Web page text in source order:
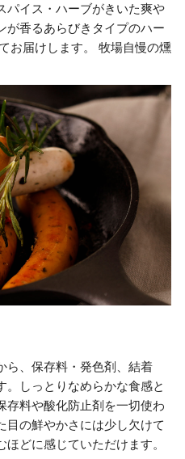
パイス・ハーブがきいた爽や
が香るあらびきタイプのハー
お届けします。 牧場自慢の燻
ら、保存料・発色剤、結着
しっとりなめらかな食感と
存料や酸化防止剤を一切使わ
の鮮やかさには少し欠けて
どに感じていただけます。